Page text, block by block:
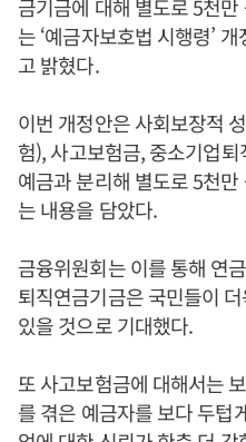
금기금에 대해 별도로 5천
는 ‘예금자보호법 시행령’
고 밝혔다.
이번 개정안은 사회보장적
험), 사고보험금, 중소기업
예금과 분리해 별도로 5천
는 내용을 담았다.
금융위원회는 이를 통해 연
퇴직연금기금은 국민들이
있을 것으로 기대했다.
또 사고보험금에 대해서는
를 겪은 예금자를 보다 두텁